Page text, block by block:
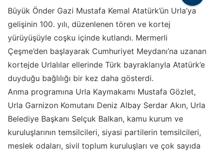
Büyük Önder Gazi Mustafa Kemal Atatürk’ün Urla’ya
gelişinin 100. yılı, düzenlenen tören ve kortej
yürüyüşüyle coşku içinde kutlandı. Mermerli
Çeşme’den başlayarak Cumhuriyet Meydanı’na uzanan
kortejde Urlalılar ellerinde Türk bayraklarıyla Atatürk’e
duyduğu bağlılığı bir kez daha gösterdi.
Anma programına Urla Kaymakamı Mustafa Gözlet,
Urla Garnizon Komutanı Deniz Albay Serdar Akın, Urla
Belediye Başkanı Selçuk Balkan, kamu kurum ve
kuruluşlarının temsilcileri, siyasi partilerin temsilcileri,
meslek odaları, sivil toplum kuruluşları ve çok sayıda